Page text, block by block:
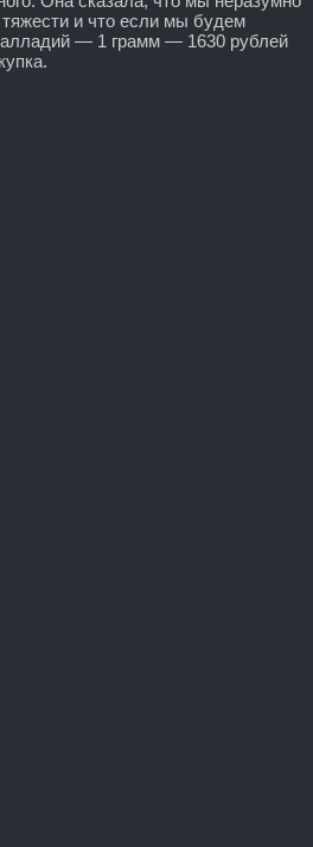
и что если мы будем
— 1 грамм — 1630 рублей